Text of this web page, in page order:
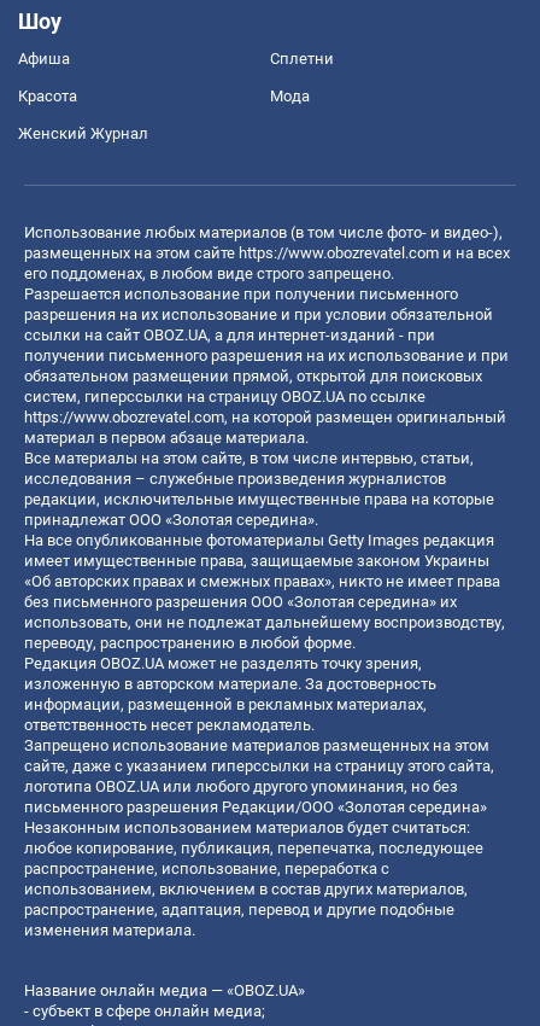
Шоу
Афиша Сплетни
Красота Мода
Женский Журнал
Использование любых материалов (в том числе фото- и видео-),
размещенных на этом сайте https://www.obozrevatel.com и на всех
его поддоменах, в любом виде строго запрещено.
Разрешается использование при получении письменного
разрешения на их использование и при условии обязательной
ссылки на сайт OBOZ.UA, а для интернет-изданий - при
получении письменного разрешения на их использование и при
обязательном размещении прямой, открытой для поисковых
систем, гиперссылки на страницу OBOZ.UA по ссылке
https://www.obozrevatel.com, на которой размещен оригинальный
материал в первом абзаце материала.
Все материалы на этом сайте, в том числе интервью, статьи,
исследования – служебные произведения журналистов
редакции, исключительные имущественные права на которые
принадлежат ООО «Золотая середина».
На все опубликованные фотоматериалы Getty Images редакция
имеет имущественные права, защищаемые законом Украины
«Об авторских правах и смежных правах», никто не имеет права
без письменного разрешения ООО «Золотая середина» их
использовать, они не подлежат дальнейшему воспроизводству,
переводу, распространению в любой форме.
Редакция OBOZ.UA может не разделять точку зрения,
изложенную в авторском материале. За достоверность
информации, размещенной в рекламных материалах,
ответственность несет рекламодатель.
Запрещено использование материалов размещенных на этом
сайте, даже с указанием гиперссылки на страницу этого сайта,
логотипа OBOZ.UA или любого другого упоминания, но без
письменного разрешения Редакции/ООО «Золотая середина»
Незаконным использованием материалов будет считаться:
любое копирование, публикация, перепечатка, последующее
распространение, использование, переработка с
использованием, включением в состав других материалов,
распространение, адаптация, перевод и другие подобные
изменения материала.
Название онлайн медиа — «OBOZ.UA»
- субъект в сфере онлайн медиа;